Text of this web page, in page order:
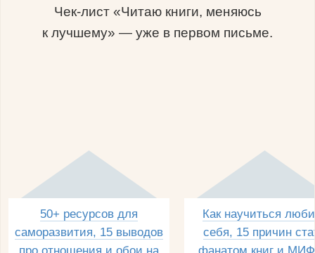
Чек-лист «Читаю книги, меняюсь
к лучшему» — уже в первом письме.
50+ ресурсов для
саморазвития, 15 выводов
Как научиться
себя, 15 причин